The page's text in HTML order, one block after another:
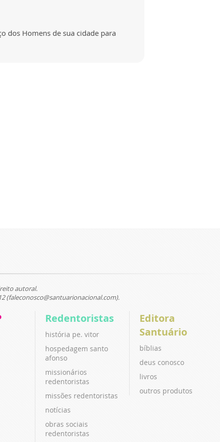
dos Homens de sua cidade para
autoral.
(faleconosco@santuarionacional.com).
Redentoristas
história pe. vitor
hospedagem santo
afonso
missionários
redentoristas
missões redentoristas
notícias
obras sociais
redentoristas
Editora
Santuário
bíblias
deus conosco
livros
outros produtos